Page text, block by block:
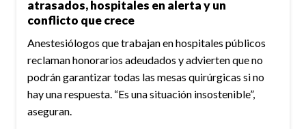
atrasados, hospitales en alerta y un
conflicto que crece
Anestesiólogos que trabajan en hospitales públicos
reclaman honorarios adeudados y advierten que no
podrán garantizar todas las mesas quirúrgicas si no
hay una respuesta. “Es una situación insostenible”,
aseguran.